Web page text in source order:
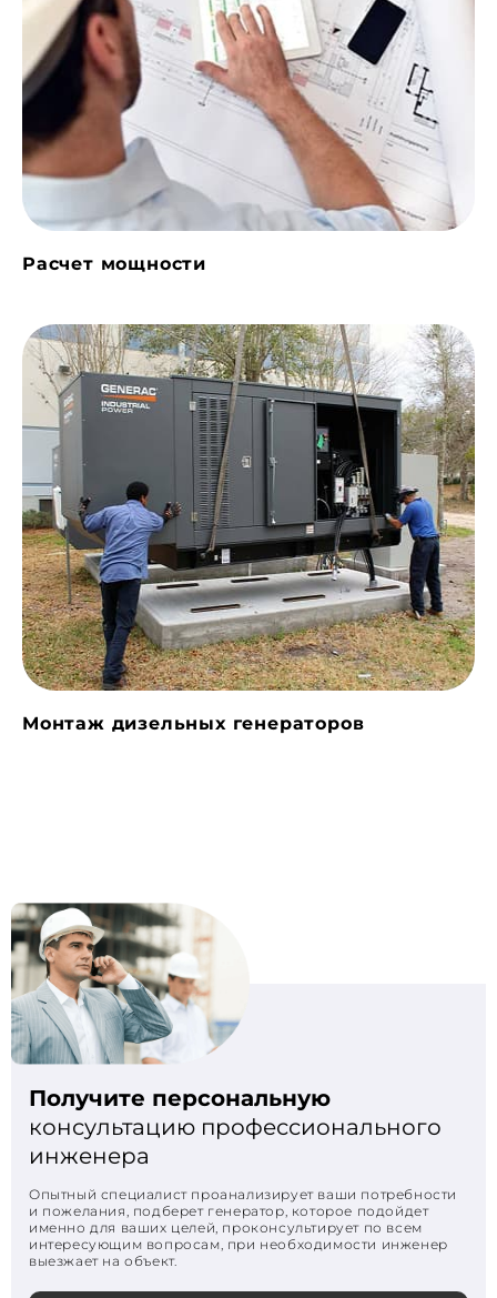
Расчет мощности
Монтаж дизельных генераторов
Получите персональную
консультацию профессионального
инженера
Опытный специалист проанализирует ваши потребности
и пожелания, подберет генератор, которое подойдет
именно для ваших целей, проконсультирует по всем
интересующим вопросам, при необходимости инженер
выезжает на объект.